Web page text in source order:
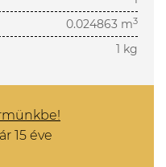
0.024863 m3
1 kg
15 éve